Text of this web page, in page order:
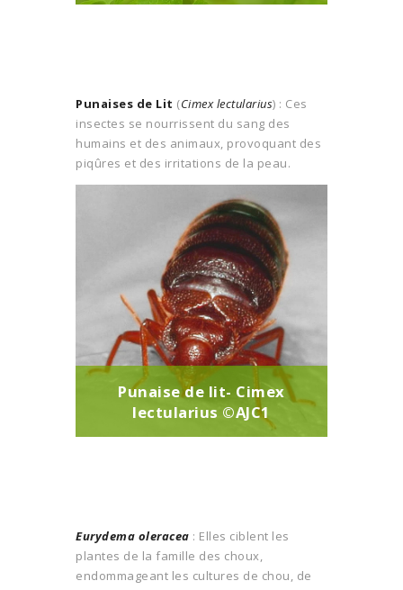
Punaises de Lit (Cimex lectularius) : Ces
insectes se nourrissent du sang des
humains et des animaux, provoquant des
piqûres et des irritations de la peau.
Punaise de lit- Cimex
lectularius ©AJC1
Eurydema oleracea : Elles ciblent les
plantes de la famille des choux,
endommageant les cultures de chou, de